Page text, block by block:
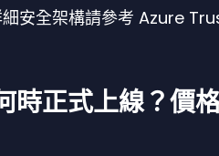
細安全架構請參考 Azure
時正式上線？價